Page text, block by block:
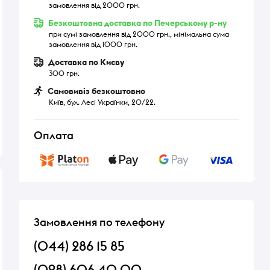
замовлення від 2000 грн.
Безкоштовна доставка по Печерському р-ну
при сумі замовлення від 2000 грн., мінімальна сума
замовлення від 1000 грн.
Доставка по Києву
300 грн.
Самовивіз безкоштовно
Київ, бул. Лесі Українки, 20/22.
Оплата
Замовлення по телефону
(044) 286 15 85